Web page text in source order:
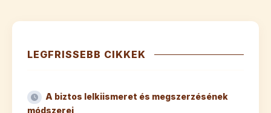
LEGFRISSEBB CIKKEK
A biztos lelkiismeret és megszerzésének
módszerei